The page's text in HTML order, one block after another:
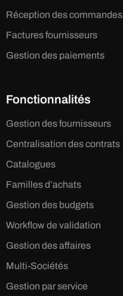
Réception des commandes
Factures fournisseurs
Gestion des paiements
Fonctionnalités
Gestion des fournisseurs
Centralisation des contrats
Catalogues
Familles d’achats
Gestion des budgets
Workflow de validation
Gestion des affaires
Multi-Sociétés
Gestion par service